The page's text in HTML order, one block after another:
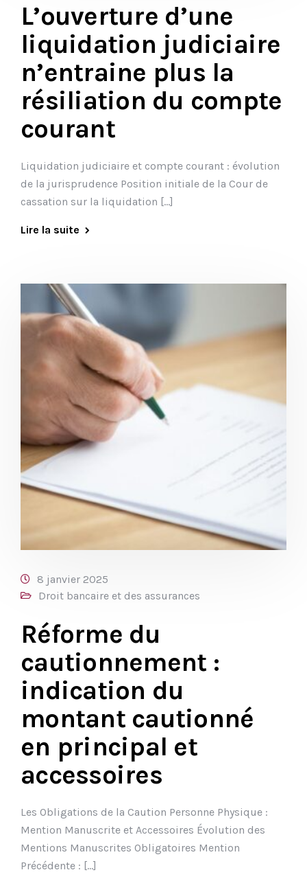
L’ouverture d’une
liquidation judiciaire
n’entraine plus la
résiliation du compte
courant
Liquidation judiciaire et compte courant : évolution
de la jurisprudence Position initiale de la Cour de
cassation sur la liquidation […]
Lire la suite
8 janvier 2025
Droit bancaire et des assurances
Réforme du
cautionnement :
indication du
montant cautionné
en principal et
accessoires
Les Obligations de la Caution Personne Physique :
Mention Manuscrite et Accessoires Évolution des
Mentions Manuscrites Obligatoires Mention
Précédente : […]